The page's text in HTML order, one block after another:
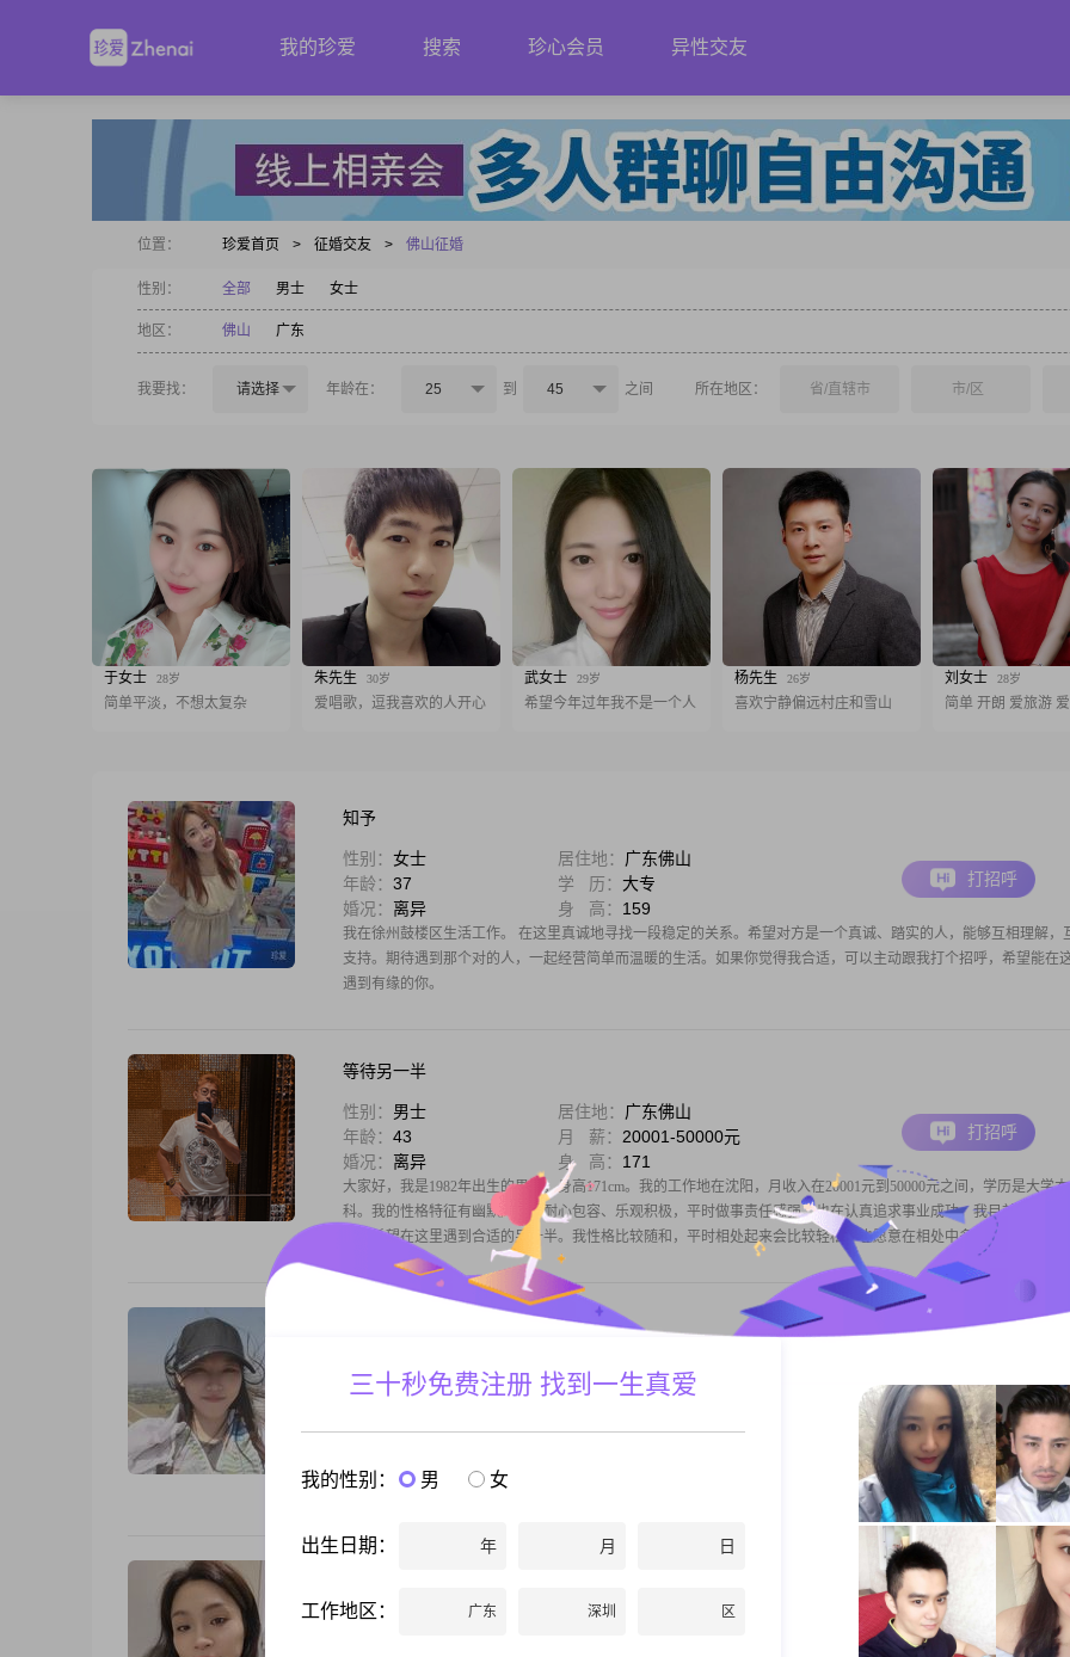
我的珍爱 搜索 珍心会员 异性交友
位置： 珍爱首页 > 征婚交友 > 佛山征婚
性别： 全部 男士 女士
地区： 佛山 广东
我要找： 请选择 年龄在： 25 到 45 之间 所在地区： 省/直辖市 市/区
于女士 28岁
简单平淡，不想太复杂
朱先生 30岁
爱唱歌，逗我喜欢的人开心
武女士 29岁
希望今年过年我不是一个人
杨先生 26岁
喜欢宁静偏远村庄和雪山
刘女士 28岁
简单 开朗 爱旅游
知予
性别： 女士 居住地： 广东佛山
年龄： 37 学 历： 大专
婚况： 离异 身 高： 159
我在徐州鼓楼区生活工作。 在这里真诚地寻找一段稳定的关系。希望对方是一个真诚、踏实的人，能够互相理解，
支持。期待遇到那个对的人，一起经营简单而温暖的生活。如果你觉得我合适，可以主动跟我打个招呼，希望能在
遇到有缘的你。
打招呼
等待另一半
性别： 男士 居住地： 广东佛山
年龄： 43 月 薪： 20001-50000元
婚况： 离异 身 高： 171
大家好，我是1982年出生的男士，身高171cm。我的工作地在沈阳，月收入在20001元到50000元之间，学历是大学本
科。我的性格特征有幽默风趣、耐心包容、乐观积极，平时做事责任感强，也在认真追求事业成功。我目前是单身
态，希望在这里遇到合适的另一半。我性格比较随和，平时相处起来会比较轻松，也愿意在相处中多去理解和包
打招呼
年龄：35 学 历：大专
你好，我是1990年出生的女士，今年35岁。我的身高是162cm，目前在佛山这边工作生活。大专学历。性格方面，
一个开朗爱笑的人，平时心态比较乐观积极。在生活里保持一个好的心态挺重要的。希望能遇到一位可以和我共同
的人，两个人都能一起往前走。希望你是一个真诚、积极乐观、善良有爱的男人。
打招呼
性别： 居住地：
三十秒免费注册 找到一生真爱
我的性别： 男 女
出生日期： 年 月 日
工作地区： 广东 深圳 区